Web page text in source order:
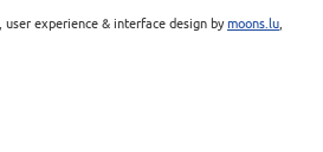
, user experience & interface design bymoons.lu